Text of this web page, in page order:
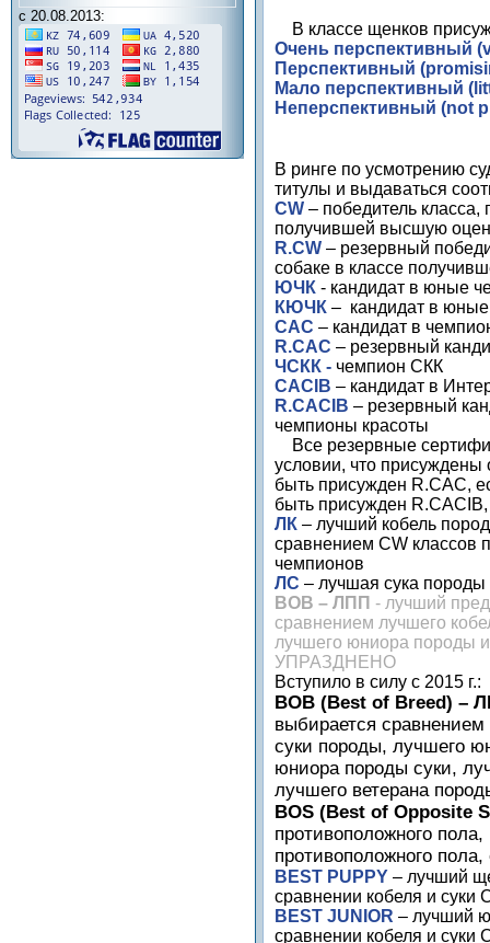
с 20.08.2013:
В классе щенков
Очень перспективный (
Перспективный (
Мало перспективный (
Неперспективный (not
В ринге по усмотрению
титулы и выдаваться
CW – победитель класса,
получившей высшую
R.CW – резервный
собаке в классе
ЮЧК - кандидат в юные
КЮЧК – кандидат в
САС – кандидат в
R.CAC – резервный
ЧСКК - чемпион СКК
CACIB – кандидат в
R.CACIB – резервный
чемпионы красоты
Все резервные
условии, что
быть присужден R.CAC,
быть присужден R.CACIB
ЛК – лучший кобель
сравнением CW классов
чемпионов
ЛС – лучшая сука
ВОВ – ЛПП - лучший
сравнением лучшего
лучшего юниора породы
УПРАЗДНЕНО
Вступило в силу с 2015 г.:
ВОВ (Best of Breed) –
выбирается
суки породы, лучшего
юниора породы суки,
лучшего ветерана
BOS (Best of Opposite
противоположного
противоположного
BEST PUPPY – лучший
сравнении кобеля и суки
BEST JUNIOR – лучший
сравнении кобеля и суки